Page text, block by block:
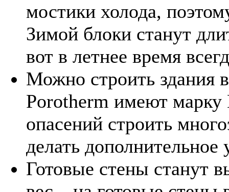
мостики холода,
Зимой блоки станут
вот в летнее время
Можно строить здания
Porotherm имеют
опасений строить
делать дополнительное
Готовые стены станут